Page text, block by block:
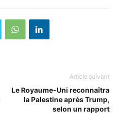
Article suivant
Le Royaume-Uni reconnaîtra
la Palestine après Trump,
selon un rapport